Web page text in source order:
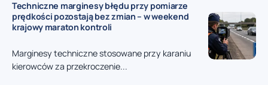
Techniczne marginesy błędu przy pomiarze
prędkości pozostają bez zmian – w weekend
krajowy maraton kontroli
Marginesy techniczne stosowane przy karaniu
kierowców za przekroczenie...